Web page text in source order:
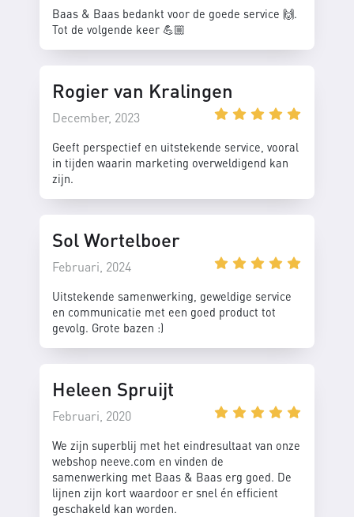
Baas & Baas bedankt voor de goede service 🙌.
Tot de volgende keer 💪🏼
Rogier van Kralingen
December, 2023
Geeft perspectief en uitstekende service, vooral
in tijden waarin marketing overweldigend kan
zijn.
Sol Wortelboer
Februari, 2024
Uitstekende samenwerking, geweldige service
en communicatie met een goed product tot
gevolg. Grote bazen :)
Heleen Spruijt
Februari, 2020
We zijn superblij met het eindresultaat van onze
webshop neeve.com en vinden de
samenwerking met Baas & Baas erg goed. De
lijnen zijn kort waardoor er snel én efficient
geschakeld kan worden.